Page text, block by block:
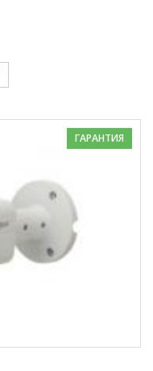
ГАРАНТИЯ